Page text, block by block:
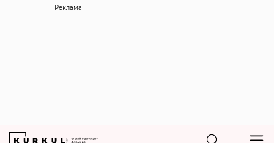
Реклама